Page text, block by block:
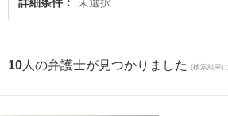
10 人の弁護士が見つかりました (検索結果